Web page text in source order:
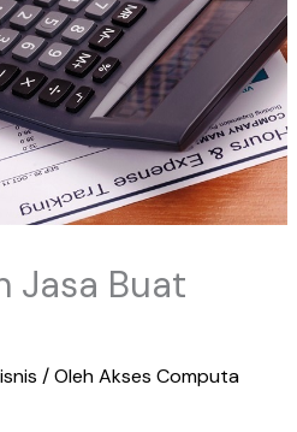
Jasa Buat
/ OlehAkses Computa